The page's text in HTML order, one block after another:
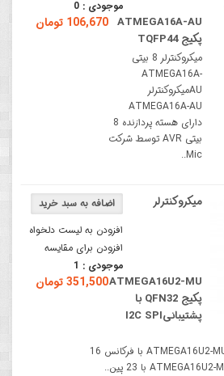
موجودی : 0
106,670 تومان ATMEGA16A-AU
پکیج TQFP44
میکروکنترلر 8 بیتی
ATMEGA16A-
AUمیکروکنترلر
ATMEGA16A-AU
دارای هسته پردازنده 8
بیتی AVR توسط شرکت
Mic..
افزودن به لیست دلخواه
افزودن برای مقایسه
موجودی : 1
351,500 تومان
میکروکنترلر
ATMEGA16U2-MU
پکیج QFN32 با
پشتیبانیI2C SPI
میکروکنترلر صنعتی 23 پین ATMEGA16U2-MU با فرکانس 16